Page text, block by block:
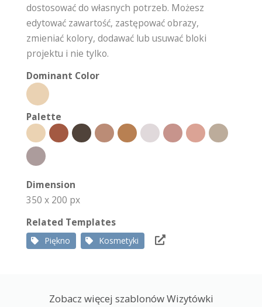
dostosować do własnych potrzeb. Możesz
edytować zawartość, zastępować obrazy,
zmieniać kolory, dodawać lub usuwać bloki
projektu i nie tylko.
Dominant Color
Palette
Dimension
350 x 200 px
Related Templates
Piękno Kosmetyki
Zobacz więcej szablonów Wizytówki